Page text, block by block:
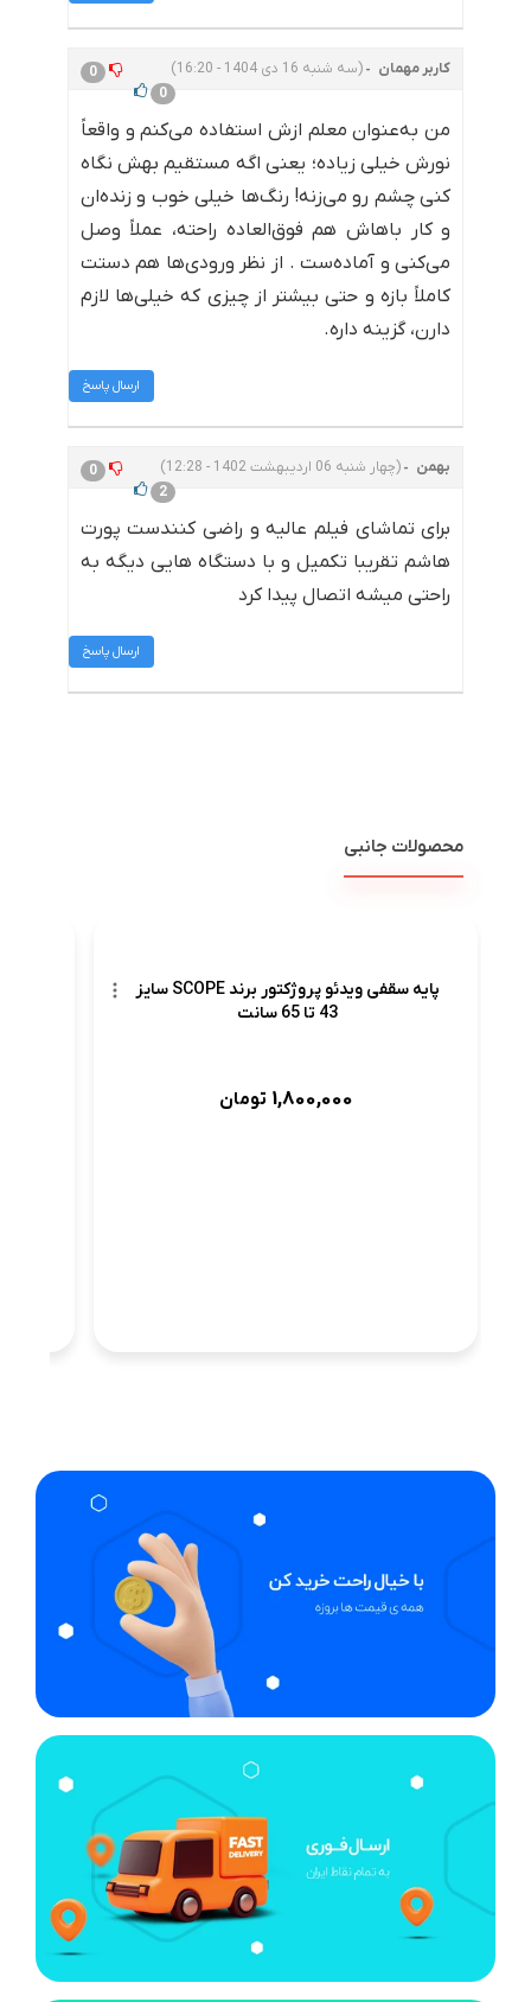
کاربر مهمان (سه شنبه 16 دی 1404 - 16:20)
0
0
من به‌عنوان معلم ازش استفاده می‌کنم و واقعاً
نورش خیلی زیاده؛ یعنی اگه مستقیم بهش نگاه
کنی چشم رو می‌زنه! رنگ‌ها خیلی خوب و زنده‌ان
و کار باهاش هم فوق‌العاده راحته، عملاً وصل
می‌کنی و آماده‌ست . از نظر ورودی‌ها هم دستت
کاملاً بازه و حتی بیشتر از چیزی که خیلی‌ها لازم
دارن، گزینه داره.
ارسال پاسخ
بهمن (چهار شنبه 06 اردیبهشت 1402 - 12:28)
0
2
برای تماشای فیلم عالیه و راضی کنندست پورت
هاشم تقریبا تکمیل و با دستگاه هایی دیگه به
راحتی میشه اتصال پیدا کرد
ارسال پاسخ
محصولات جانبی
پایه سقفی ویدئو پروژکتور برند SCOPE سایز
43 تا 65 سانت
1,800,000 تومان